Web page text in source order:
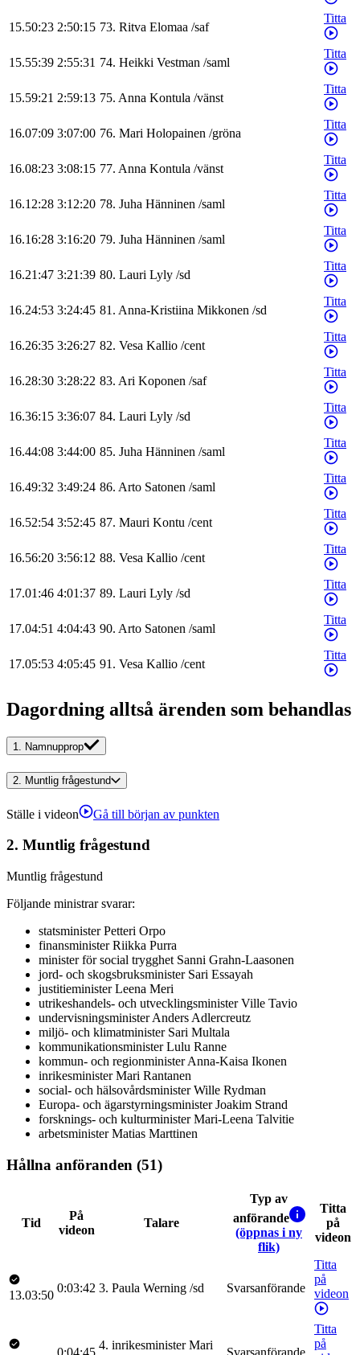
15.50:23 2:50:15 73. Ritva Elomaa /saf
Titta
15.55:39 2:55:31 74. Heikki Vestman /saml
Titta
15.59:21 2:59:13 75. Anna Kontula /vänst
Titta
16.07:09 3:07:00 76. Mari Holopainen /gröna
Titta
16.08:23 3:08:15 77. Anna Kontula /vänst
Titta
16.12:28 3:12:20 78. Juha Hänninen /saml
Titta
16.16:28 3:16:20 79. Juha Hänninen /saml
Titta
16.21:47 3:21:39 80. Lauri Lyly /sd
Titta
16.24:53 3:24:45 81. Anna-Kristiina Mikkonen /sd
Titta
16.26:35 3:26:27 82. Vesa Kallio /cent
Titta
16.28:30 3:28:22 83. Ari Koponen /saf
Titta
16.36:15 3:36:07 84. Lauri Lyly /sd
Titta
16.44:08 3:44:00 85. Juha Hänninen /saml
Titta
16.49:32 3:49:24 86. Arto Satonen /saml
Titta
16.52:54 3:52:45 87. Mauri Kontu /cent
Titta
16.56:20 3:56:12 88. Vesa Kallio /cent
Titta
17.01:46 4:01:37 89. Lauri Lyly /sd
Titta
17.04:51 4:04:43 90. Arto Satonen /saml
Titta
17.05:53 4:05:45 91. Vesa Kallio /cent
Titta
Dagordning alltså ärenden som behandlas
1. Namnupprop
2. Muntlig frågestund
Ställe i videon Gå till början av punkten
2. Muntlig frågestund
Muntlig frågestund
Följande ministrar svarar:
statsminister Petteri Orpo
finansminister Riikka Purra
minister för social trygghet Sanni Grahn-Laasonen
jord- och skogsbruksminister Sari Essayah
justitieminister Leena Meri
utrikeshandels- och utvecklingsminister Ville Tavio
undervisningsminister Anders Adlercreutz
miljö- och klimatminister Sari Multala
kommunikationsminister Lulu Ranne
kommun- och regionminister Anna-Kaisa Ikonen
inrikesminister Mari Rantanen
social- och hälsovårdsminister Wille Rydman
Europa- och ägarstyrningsminister Joakim Strand
forsknings- och kulturminister Mari-Leena Talvitie
arbetsminister Matias Marttinen
Hållna anföranden (51)
Tid
På
videon
Talare
Typ av
anförande
(öppnas i ny
flik)
Titta
på
videon
13.03:50
0:03:42 3. Paula Werning /sd Svarsanförande
Titta
på
videon
0:04:45
4. inrikesminister Mari
Svarsanförande
Titta
på